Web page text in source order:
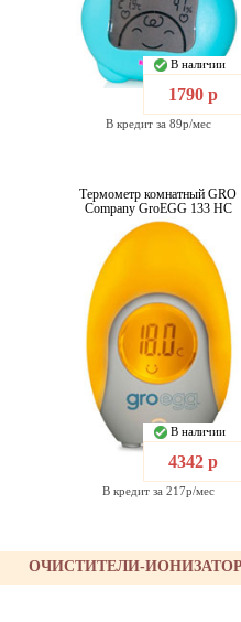
В наличии
1790 р
В кредит за 89р/мес
Термометр комнатный GRO
Company GroEGG 133 HC
В наличии
4342 р
В кредит за 217р/мес
ОЧИСТИТЕЛИ-